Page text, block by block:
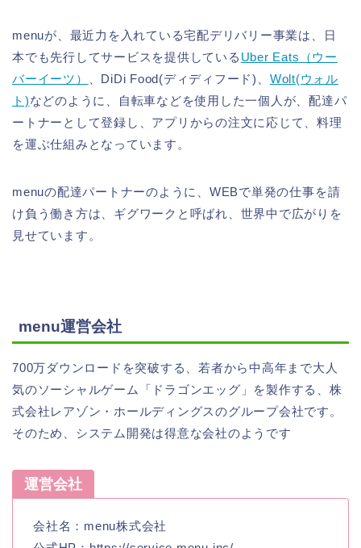
menuが、最近力を入れている宅配デリバリー事業は、日
本でも先行してサービスを提供している Uber Eats（ウー
バーイーツ）
、DiDi Food(ディディフード)、 Wolt(ウォル
ト)などのように、自転車などを使用した一個人が、配達パ
ートナーとして登録し、アプリからの注文に応じて、料理
を運ぶ仕組みとなっています。
menuの配達パートナーのように、WEBで単発の仕事を請
け負う働き方は、ギグワークと呼ばれ、世界中で広がりを
見せています。
menu運営会社
700万ダウンロードを突破する、若者から中高年まで大人
気のソーシャルゲーム「ドラゴンエッグ」を製作する、株
式会社レアゾン・ホールディングスのグループ会社です。
そのため、システム開発は得意な会社のようです
運営会社
会社名：menu株式会社